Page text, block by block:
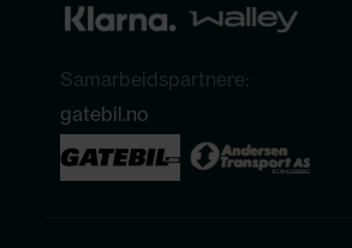
Samarbeidspartnere:
gatebil.no